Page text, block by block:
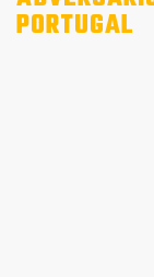
PORTUGAL